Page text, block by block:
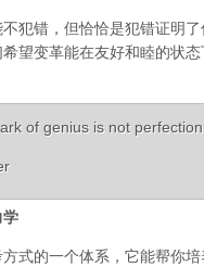
犯错，但恰恰是犯错证明
望变革能在友好和睦的状
of genius is not
学
式的一个体系，它能帮你